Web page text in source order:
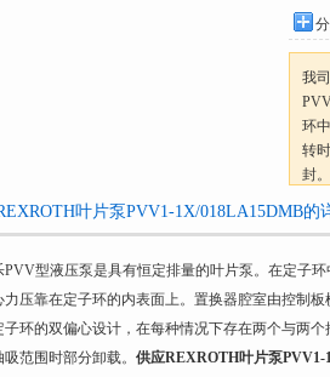
我
环
转
封。
叶片泵PVV1-1X/018LA15DMB的
PVV型液压泵是具有恒定排量的叶片泵。在定子
力压靠在定子环的内表面上。置换器腔室由控制板
子环的双偏心设计，在每种情况下存在两个与两
范围时部分卸载。 供应REXROTH叶片泵PVV1-